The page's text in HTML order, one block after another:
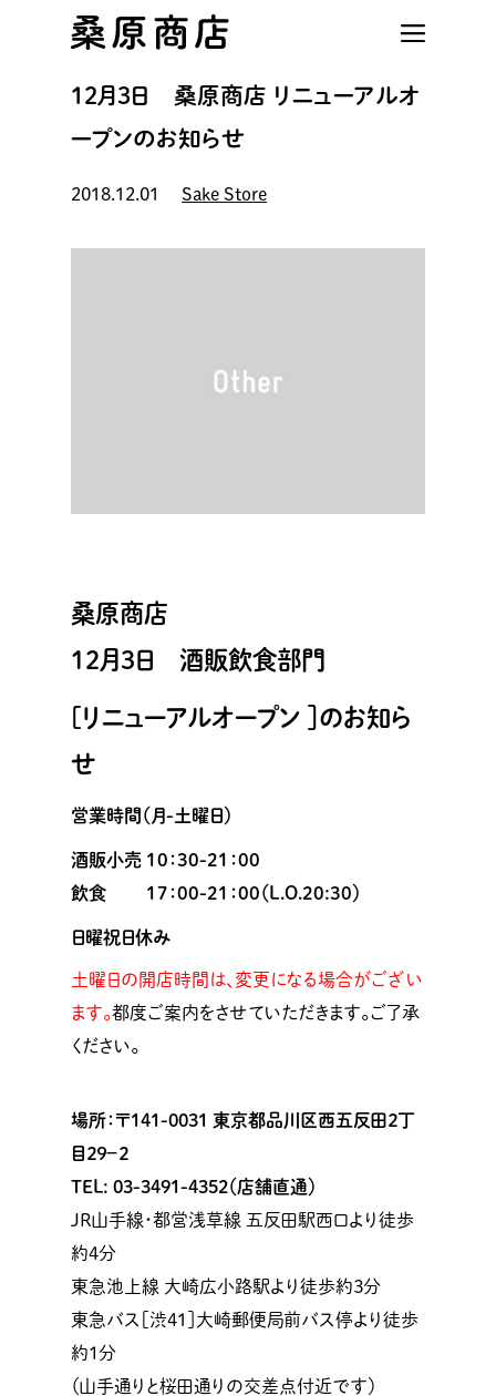
12月3日 桑原商店 リニューアルオ
ープンのお知らせ
2018.12.01 Sake Store
桑原商店
12月3日 酒販飲食部門
[リニューアルオープン ］のお知ら
せ
営業時間（月-土曜日）
酒販小売 10：30-21：00
飲食 17：00-21：00（L.O.20:30）
日曜祝日休み
土曜日の開店時間は、変更になる場合がござい
ます。都度ご案内をさせていただきます。ご了承
ください。
場所：〒141-0031 東京都品川区西五反田２丁
目２９−２
TEL: 03-3491-4352（店舗直通）
JR山手線・都営浅草線 五反田駅西口より徒歩
約４分
東急池上線 大崎広小路駅より徒歩約３分
東急バス［渋41］大崎郵便局前バス停より徒歩
約１分
（山手通りと桜田通りの交差点付近です）